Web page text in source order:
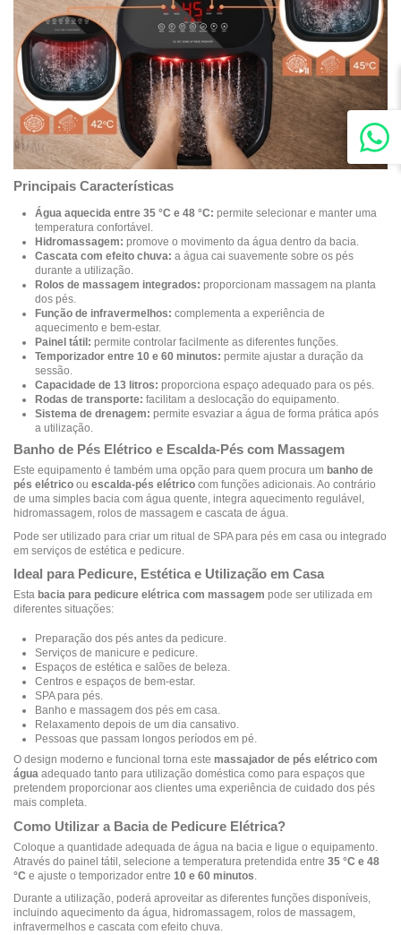
Principais Características
Água aquecida entre 35 °C e 48 °C: permite selecionar e manter uma
temperatura confortável.
Hidromassagem: promove o movimento da água dentro da bacia.
Cascata com efeito chuva: a água cai suavemente sobre os pés
durante a utilização.
Rolos de massagem integrados: proporcionam massagem na planta
dos pés.
Função de infravermelhos: complementa a experiência de
aquecimento e bem-estar.
Painel tátil: permite controlar facilmente as diferentes funções.
Temporizador entre 10 e 60 minutos: permite ajustar a duração da
sessão.
Capacidade de 13 litros: proporciona espaço adequado para os pés.
Rodas de transporte: facilitam a deslocação do equipamento.
Sistema de drenagem: permite esvaziar a água de forma prática após
a utilização.
Banho de Pés Elétrico e Escalda-Pés com Massagem
Este equipamento é também uma opção para quem procura um banho de
pés elétrico ou escalda-pés elétrico com funções adicionais. Ao contrário
de uma simples bacia com água quente, integra aquecimento regulável,
hidromassagem, rolos de massagem e cascata de água.
Pode ser utilizado para criar um ritual de SPA para pés em casa ou integrado
em serviços de estética e pedicure.
Ideal para Pedicure, Estética e Utilização em Casa
Esta bacia para pedicure elétrica com massagem pode ser utilizada em
diferentes situações:
Preparação dos pés antes da pedicure.
Serviços de manicure e pedicure.
Espaços de estética e salões de beleza.
Centros e espaços de bem-estar.
SPA para pés.
Banho e massagem dos pés em casa.
Relaxamento depois de um dia cansativo.
Pessoas que passam longos períodos em pé.
O design moderno e funcional torna este massajador de pés elétrico com
água adequado tanto para utilização doméstica como para espaços que
pretendem proporcionar aos clientes uma experiência de cuidado dos pés
mais completa.
Como Utilizar a Bacia de Pedicure Elétrica?
Coloque a quantidade adequada de água na bacia e ligue o equipamento.
Através do painel tátil, selecione a temperatura pretendida entre 35 °C e 48
°C e ajuste o temporizador entre 10 e 60 minutos
Durante a utilização, poderá aproveitar as diferentes funções disponíveis,
incluindo aquecimento da água, hidromassagem, rolos de massagem,
infravermelhos e cascata com efeito chuva.